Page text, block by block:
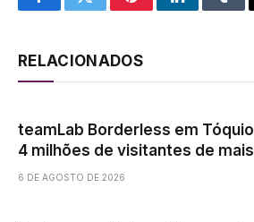
FacebookTwitterPinterestLinkedIn
RELACIONADOS
teamLab Borderless em
4 milhões de visitantes de
6 DE AGOSTO DE 2026